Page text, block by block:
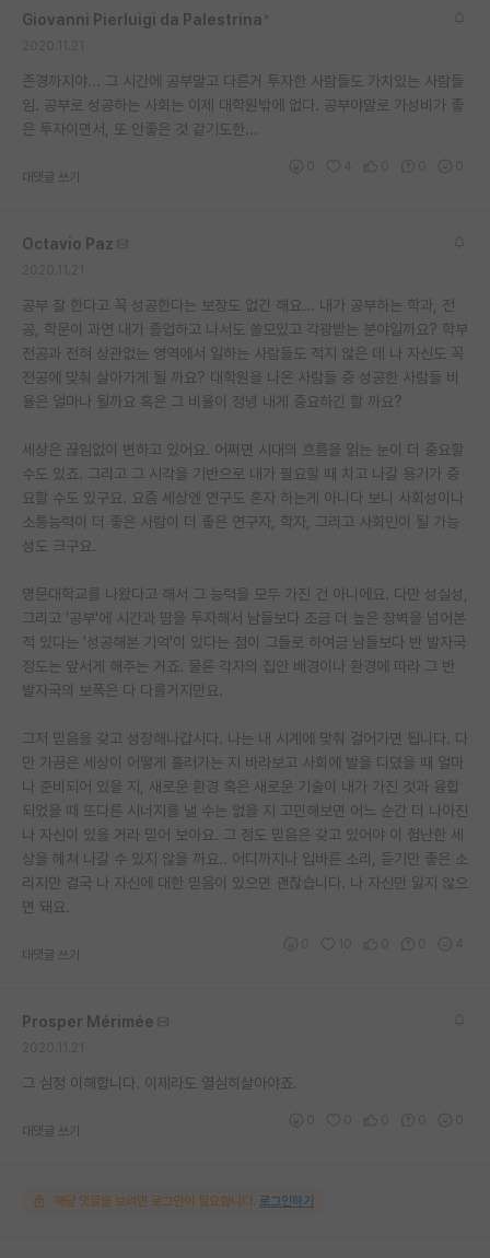
반도체 아카데미
재팬라운지 🌸
Giovanni Pierluigi da Palestrina
존경까지야... 그 시간에 공부말고 다른거 투자한 사람들도 가치있는 사람들
임. 공부로 성공하는 사회는 이제 대학원밖에 없다. 공부야말로 가성비가 좋
은 투자이면서, 또 안좋은 것 같기도한...
대댓글 쓰기
Octavio Paz
공부 잘 한다고 꼭 성공한다는 보장도 없긴 해요... 내가 공부하는 학과, 전
공, 학문이 과연 내가 졸업하고 나서도 쓸모있고 각광받는 분야일까요? 학부
전공과 전혀 상관없는 영역에서 일하는 사람들도 적지 않은 데 나 자신도 꼭
전공에 맞춰 살아가게 될 까요? 대학원을 나온 사람들 중 성공한 사람들 비
율은 얼마나 될까요 혹은 그 비율이 정녕 내게 중요하긴 할 까요?
세상은 끊임없이 변하고 있어요. 어쩌면 시대의 흐름을 읽는 눈이 더 중요할
수도 있죠. 그리고 그 시각을 기반으로 내가 필요할 때 치고 나갈 용기가 중
요할 수도 있구요. 요즘 세상엔 연구도 혼자 하는게 아니다 보니 사회성이나
소통능력이 더 좋은 사람이 더 좋은 연구자, 학자, 그리고 사회인이 될 가능
성도 크구요.
명문대학교를 나왔다고 해서 그 능력을 모두 가진 건 아니에요. 다만 성실성,
그리고 '공부'에 시간과 땀을 투자해서 남들보다 조금 더 높은 장벽을 넘어본
적 있다는 '성공해본 기억'이 있다는 점이 그들로 하여금 남들보다 반 발자국
정도는 앞서게 해주는 거죠. 물론 각자의 집안 배경이나 환경에 따라 그 반
발자국의 보폭은 다 다를거지만요.
그저 믿음을 갖고 성장해나갑시다. 나는 내 시계에 맞춰 걸어가면 됩니다. 다
만 가끔은 세상이 어떻게 흘러가는 지 바라보고 사회에 발을 디뎠을 때 얼마
나 준비되어 있을 지, 새로운 환경 혹은 새로운 기술이 내가 가진 것과 융합
되었을 때 또다른 시너지를 낼 수는 없을 지 고민해보면 어느 순간 더 나아진
나 자신이 있을 거라 믿어 보아요. 그 정도 믿음은 갖고 있어야 이 험난한 세
상을 헤쳐 나갈 수 있지 않을 까요.. 어디까지나 입바른 소리, 듣기만 좋은 소
리지만 결국 나 자신에 대한 믿음이 있으면 괜찮습니다. 나 자신만 잃지 않으
면 돼요.
대댓글 쓰기
Prosper Mérimée
그 심정 이해합니다. 이제라도 열심히살아야죠.
대댓글 쓰기
해당 댓글을 보려면 로그인이 필요합니다. 로그인하기